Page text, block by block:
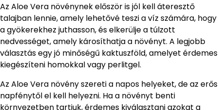
Az Aloe Vera növénynek először is jól kell áteresztő
talajban lennie, amely lehetővé teszi a víz számára, hogy
a gyökerekhez juthasson, és elkerülje a túlzott
nedvességet, amely károsíthatja a növényt. A legjobb
választás egy jó minőségű kaktuszföld, amelyet érdemes
kiegészíteni homokkal vagy perlitgel.
Az Aloe Vera növény szereti a napos helyeket, de az erős
napfénytől el kell helyezni. Ha a növényt benti
környezetben tartjuk, érdemes kiválasztani azokat a